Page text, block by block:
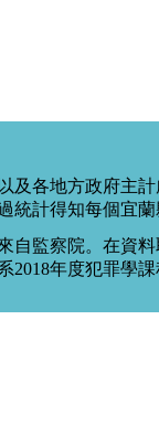
以及各地方政府主
統計得知每個宜
自監察院。在資
2018年度犯罪學